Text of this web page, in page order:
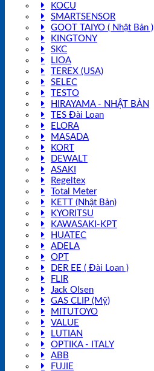
KOCU
SMARTSENSOR
GOOT TAIYO ( Nhật Bản )
KINGTONY
SKC
LIOA
TEREX (USA)
SELEC
TESTO
HIRAYAMA - NHẬT BẢN
TES Đài Loan
ELORA
MASADA
KORT
DEWALT
ASAKI
Regeltex
Total Meter
KETT (Nhật Bản)
KYORITSU
KAWASAKI-KPT
HUATEC
ADELA
OPT
DER EE ( Đài Loan )
FLIR
Jack Olsen
GAS CLIP (Mỹ)
MITUTOYO
VALUE
LUTIAN
OPTIKA - ITALY
ABB
FUJIE